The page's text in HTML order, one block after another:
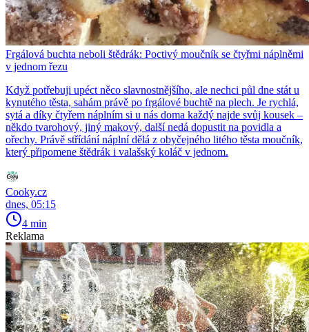
Frgálová buchta neboli štědrák: Poctivý moučník se čtyřmi náplněmi
v jednom řezu
Když potřebuji upéct něco slavnostnějšího, ale nechci půl dne stát u
kynutého těsta, sahám právě po frgálové buchtě na plech. Je rychlá,
sytá a díky čtyřem náplním si u nás doma každý najde svůj kousek –
někdo tvarohový, jiný makový, další nedá dopustit na povidla a
ořechy. Právě střídání náplní dělá z obyčejného litého těsta moučník,
který připomene štědrák i valašský koláč v jednom.
Cooky.cz
dnes, 05:15
4 min
Reklama